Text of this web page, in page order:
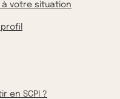
à votre situation
en SCPI ?